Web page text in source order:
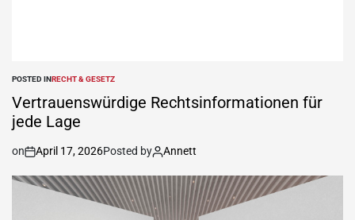
POSTED INRECHT & GESETZ
Vertrauenswürdige Rechtsinformationen für
jede Lage
on April 17, 2026Posted by Annett